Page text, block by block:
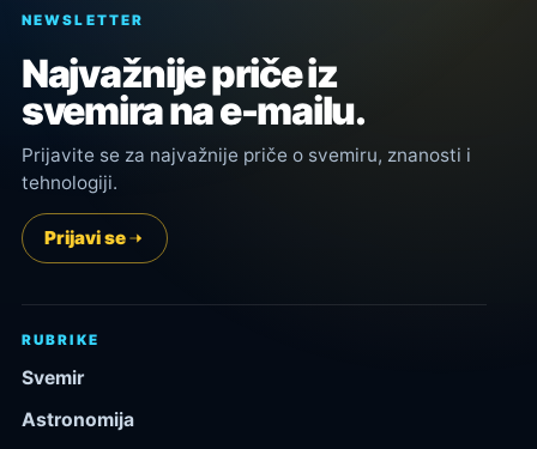
NEWSLETTER
Najvažnije priče iz
svemira na e-mailu.
Prijavite se za najvažnije priče o svemiru, znanosti i
tehnologiji.
Prijavi se
RUBRIKE
Svemir
Astronomija